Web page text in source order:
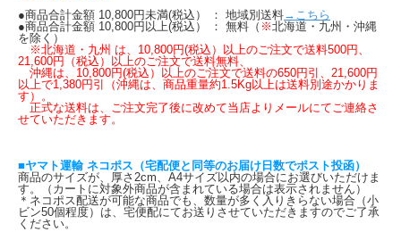
●商品合計金額 10,800円未満(税込） ： 地域別送料→こちら
●商品合計金額 10,800円以上(税込） ： 無料（ ※北海道・九州・沖縄
を除く）
※北海道・九州 は、10,800円(税込）以上のご注文で送料500円、
21,600円（税込）以上のご注文で送料無料、
沖縄は、10,800円(税込）以上のご注文で送料の650円引、21,600円
以上で1,380円引（沖縄は、商品重量約1.5Kg以上は送料別途かかりま
す）。
正式な送料は、ご注文完了後に改めて当店よりメールにてご連絡さ
せていただきます。
■ヤマト運輸 ネコポス（宅配便と同等のお届け日数でポスト投函）
商品のサイズが、厚さ2cm、A4サイズ以内の場合にお選びいただけま
す。（カートに対象外商品が含まれている場合は表示されません）
＊ネコポス配送が可能な商品でも、数量が多く入りきらない場合（小
ビン50個程度）は、宅便配にてお送りさせていただきますのでご了承
ください。